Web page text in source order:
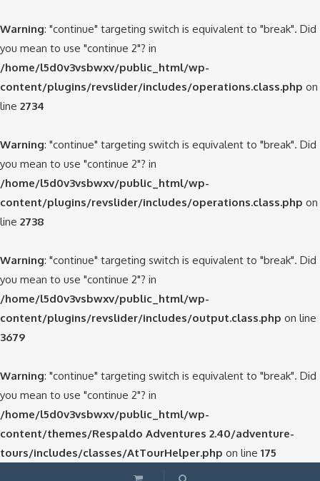
Warning: "continue" targeting switch is equivalent to "break". Did
you mean to use "continue 2"? in
/home/l5d0v3vsbwxv/public_html/wp-
content/plugins/revslider/includes/operations.class.php on
line 2734
Warning: "continue" targeting switch is equivalent to "break". Did
you mean to use "continue 2"? in
/home/l5d0v3vsbwxv/public_html/wp-
content/plugins/revslider/includes/operations.class.php on
line 2738
Warning: "continue" targeting switch is equivalent to "break". Did
you mean to use "continue 2"? in
/home/l5d0v3vsbwxv/public_html/wp-
content/plugins/revslider/includes/output.class.php on line
3679
Warning: "continue" targeting switch is equivalent to "break". Did
you mean to use "continue 2"? in
/home/l5d0v3vsbwxv/public_html/wp-
content/themes/Respaldo Adventures 2.40/adventure-
tours/includes/classes/AtTourHelper.php on line 175